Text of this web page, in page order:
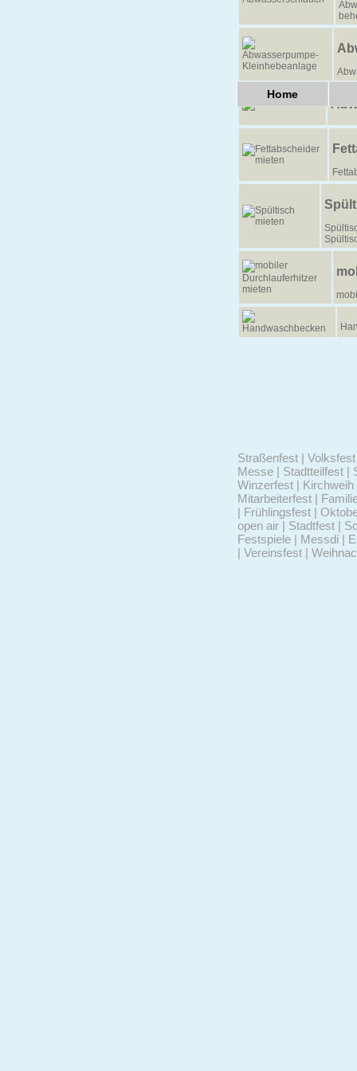
Home
Straßenfest |
Messe | Stadtteilfest |
Winzerfest |
Mitarbeiterfest |
| Frühlingsfest |
open air | Stadtfest |
Festspiele | Messdi |
| Vereinsfest |